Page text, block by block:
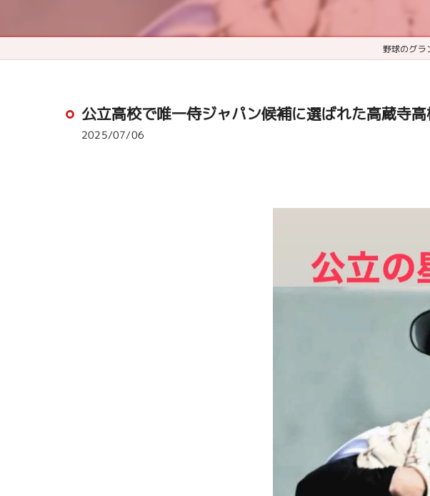
野球のグラ
公立高校で唯一侍ジャパン候補に選ばれた高蔵寺
2025/07/06